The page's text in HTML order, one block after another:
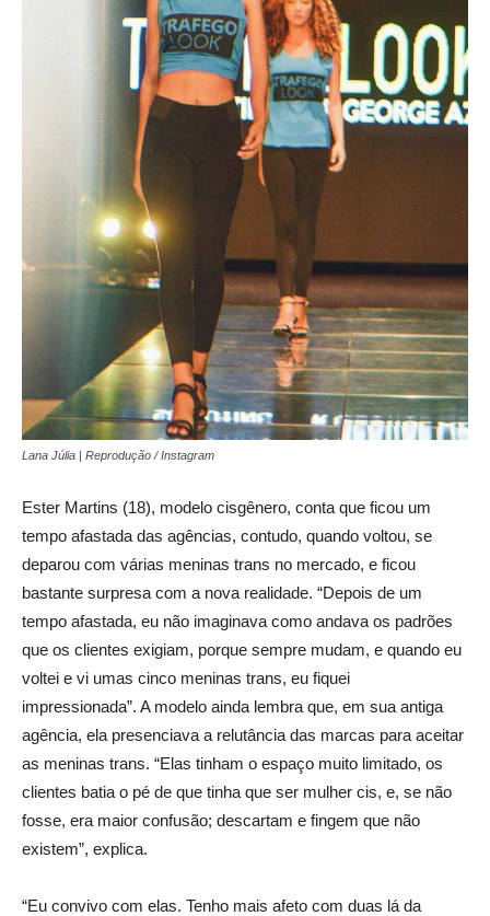
Lana Júlia | Reprodução / Instagram
Ester Martins (18), modelo cisgênero, conta que ficou um
tempo afastada das agências, contudo, quando voltou, se
deparou com várias meninas trans no mercado, e ficou
bastante surpresa com a nova realidade. “Depois de um
tempo afastada, eu não imaginava como andava os padrões
que os clientes exigiam, porque sempre mudam, e quando eu
voltei e vi umas cinco meninas trans, eu fiquei
impressionada”. A modelo ainda lembra que, em sua antiga
agência, ela presenciava a relutância das marcas para aceitar
as meninas trans. “Elas tinham o espaço muito limitado, os
clientes batia o pé de que tinha que ser mulher cis, e, se não
fosse, era maior confusão; descartam e fingem que não
existem”, explica.
“Eu convivo com elas. Tenho mais afeto com duas lá da